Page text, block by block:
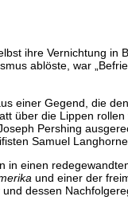
ihre Vernichtung in
ablöste, war
einer Gegend, die
über die Lippen
Pershing
Samuel
in einen
und einer der
dessen